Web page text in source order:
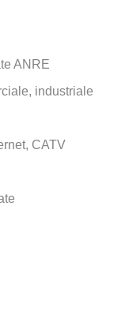
ANRE
industriale
CATV